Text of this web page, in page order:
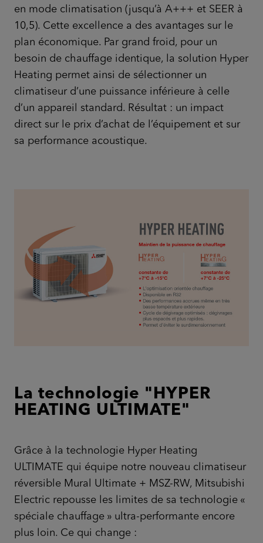
en mode climatisation (jusqu’à A+++ et SEER à
10,5). Cette excellence a des avantages sur le
plan économique. Par grand froid, pour un
besoin de chauffage identique, la solution Hyper
Heating permet ainsi de sélectionner un
climatiseur d’une puissance inférieure à celle
d’un appareil standard. Résultat : un impact
direct sur le prix d’achat de l’équipement et sur
sa performance acoustique.
La technologie "HYPER
HEATING ULTIMATE"
Grâce à la technologie Hyper Heating
ULTIMATE qui équipe notre nouveau climatiseur
réversible Mural Ultimate + MSZ-RW, Mitsubishi
Electric repousse les limites de sa technologie «
spéciale chauffage » ultra-performante encore
plus loin. Ce qui change :